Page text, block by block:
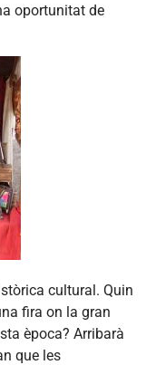
oportunitat de
cultural. Quin
fira on la gran
època? Arribarà
que les